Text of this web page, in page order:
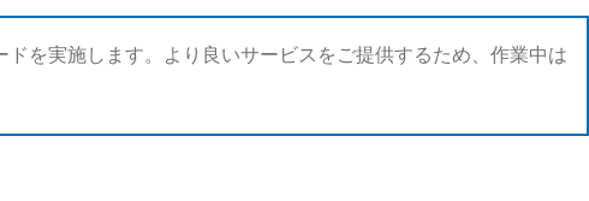
を実施します。より良いサービスをご提供するため、作業中は